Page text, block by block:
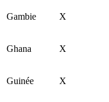
Gambie X
Ghana X
Guinée X